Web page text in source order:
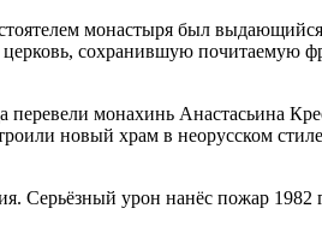
монастыря был
сохранившую почитаемую
монахинь Анастасьина
новый храм в неорусском
Серьёзный урон нанёс пожар